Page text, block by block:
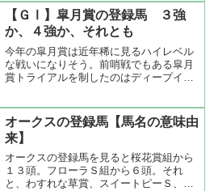
ングレイン、国内牝馬３冠馬のアパパ
ネ、秋華賞馬のアヴェンチュ...
【ＧⅠ】皐月賞の登録馬 ３強
か、４強か、それとも
今年の皐月賞は近年稀に見るハイレベル
な戦いになりそう。前哨戦でもある皐月
賞トライアルを制したのはディープイン
を制した。しかも、新馬戦→若駒Ｓ→弥
生賞と父ディープインパク...
オークスの登録馬【馬名の意味由
来】
オークスの登録馬を見ると桜花賞組から
１３頭。フローラＳ組から６頭。それ
と、わすれな草賞、スイートピーＳ、ミ